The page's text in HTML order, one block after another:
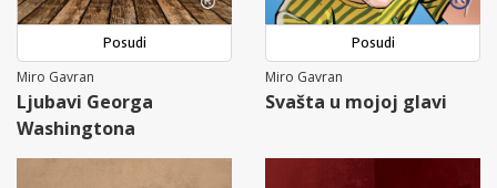
Posudi
Miro Gavran
Ljubavi Georga
Washingtona
Posudi
Miro Gavran
Svašta u mojoj glavi